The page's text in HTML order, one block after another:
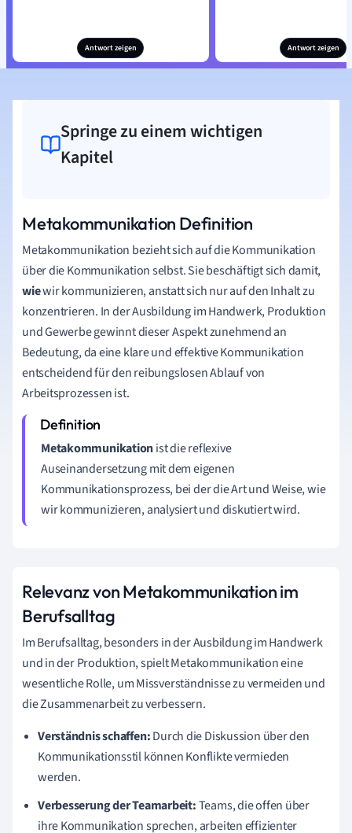
Antwort zeigen Antwort zeigen
Springe zu einem wichtigen
Kapitel
Metakommunikation Definition
Metakommunikation bezieht sich auf die Kommunikation
über die Kommunikation selbst. Sie beschäftigt sich damit,
wiewir kommunizieren, anstatt sich nur auf den Inhalt zu
konzentrieren. In der Ausbildung im Handwerk, Produktion
und Gewerbe gewinnt dieser Aspekt zunehmend an
Bedeutung, da eine klare und effektive Kommunikation
entscheidend für den reibungslosen Ablauf von
Arbeitsprozessen ist.
Metakommunikationist die reflexive
Auseinandersetzung mit dem eigenen
Kommunikationsprozess, bei der die Art und Weise, wie
wir kommunizieren, analysiert und diskutiert wird.
Relevanz von Metakommunikation im
Berufsalltag
Im Berufsalltag, besonders in der Ausbildung im Handwerk
und in der Produktion, spielt Metakommunikation eine
wesentliche Rolle, um Missverständnisse zu vermeiden und
die Zusammenarbeit zu verbessern.
Verständnis schaffen:Durch die Diskussion über den
Kommunikationsstil können Konflikte vermieden
werden.
Verbesserung der Teamarbeit:Teams, die offen über
ihre Kommunikation sprechen, arbeiten effizienter